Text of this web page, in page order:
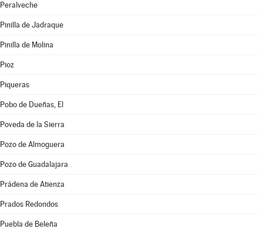
Peralveche
Pinilla de Jadraque
Pinilla de Molina
Pioz
Piqueras
Pobo de Dueñas, El
Poveda de la Sierra
Pozo de Almoguera
Pozo de Guadalajara
Prádena de Atienza
Prados Redondos
Puebla de Beleña